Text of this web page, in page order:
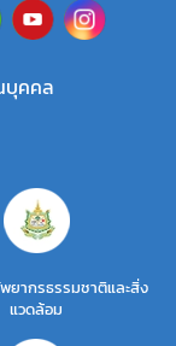
บุคคล
ยากรธรรมชาติและสิ่ง
แวดล้อม